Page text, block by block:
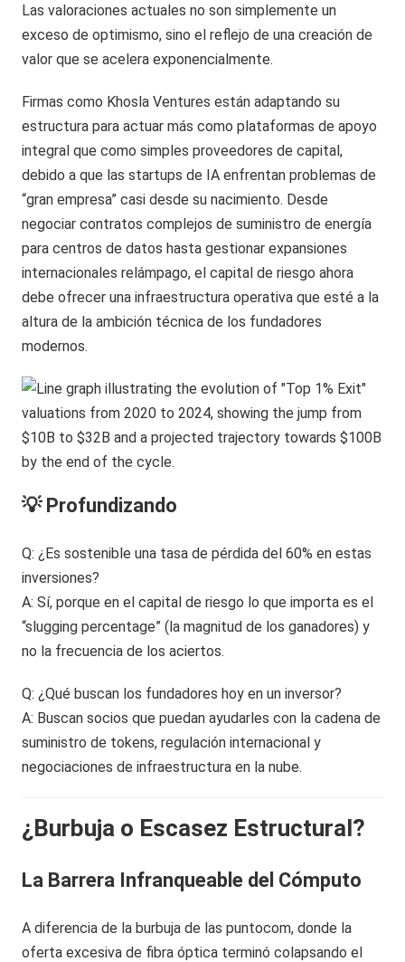
Las valoraciones actuales no son simplemente un
exceso de optimismo, sino el reflejo de una creación de
valor que se acelera exponencialmente.
Firmas como Khosla Ventures están adaptando su
estructura para actuar más como plataformas de apoyo
integral que como simples proveedores de capital,
debido a que las startups de IA enfrentan problemas de
“gran empresa” casi desde su nacimiento. Desde
negociar contratos complejos de suministro de energía
para centros de datos hasta gestionar expansiones
internacionales relámpago, el capital de riesgo ahora
debe ofrecer una infraestructura operativa que esté a la
altura de la ambición técnica de los fundadores
modernos.
💡 Profundizando
Q: ¿Es sostenible una tasa de pérdida del 60% en estas
inversiones?
A: Sí, porque en el capital de riesgo lo que importa es el
“slugging percentage” (la magnitud de los ganadores) y
no la frecuencia de los aciertos.
Q: ¿Qué buscan los fundadores hoy en un inversor?
A: Buscan socios que puedan ayudarles con la cadena de
suministro de tokens, regulación internacional y
negociaciones de infraestructura en la nube.
¿Burbuja o Escasez Estructural?
La Barrera Infranqueable del Cómputo
A diferencia de la burbuja de las puntocom, donde la
oferta excesiva de fibra óptica terminó colapsando el